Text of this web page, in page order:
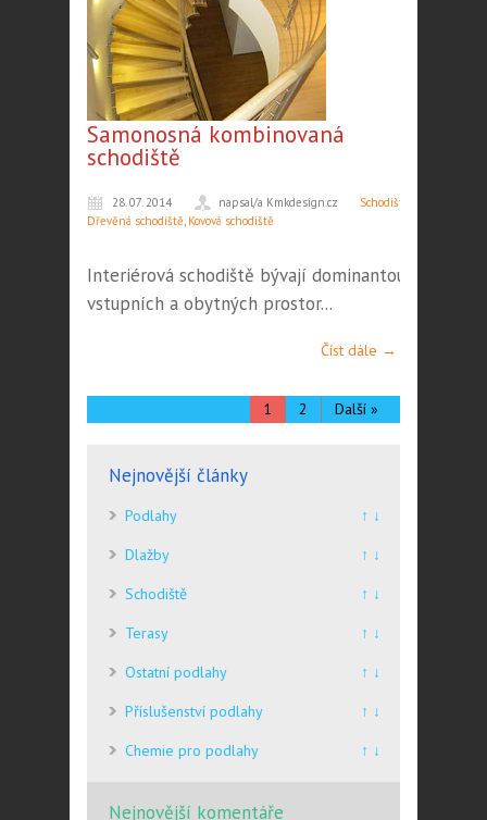
Samonosná kombinovaná
schodiště
28. 07. 2014 napsal/a Kmkdesign.cz Schodiště
Dřevěná schodiště, Kovová schodiště
Interiérová schodiště bývají dominantou
vstupních a obytných prostor...
Číst dále →
1 2 Další »
Nejnovější články
Podlahy
↑ ↓
Dlažby
↑ ↓
Schodiště
↑ ↓
Terasy
↑ ↓
Ostatní podlahy
↑ ↓
Příslušenství podlahy
↑ ↓
Chemie pro podlahy
↑ ↓
Nejnovější komentáře